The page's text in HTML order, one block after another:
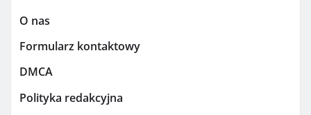
O nas
Formularz kontaktowy
DMCA
Polityka redakcyjna